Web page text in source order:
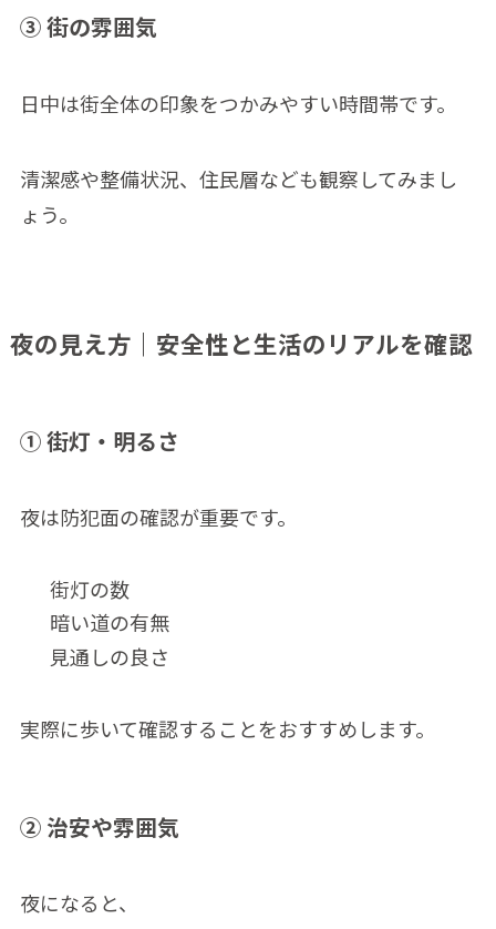
③ 街の雰囲気
日中は街全体の印象をつかみやすい時間帯です。
清潔感や整備状況、住民層なども観察してみまし
ょう。
夜の見え方｜安全性と生活のリアルを確認
① 街灯・明るさ
夜は防犯面の確認が重要です。
街灯の数
暗い道の有無
見通しの良さ
実際に歩いて確認することをおすすめします。
② 治安や雰囲気
夜になると、